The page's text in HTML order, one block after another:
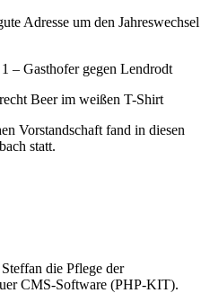
Adresse um den Jahreswechsel
– Gasthofer gegen Lendrodt
Beer im weißen T-Shirt
Vorstandschaft fand in diesen
statt.
die Pflege der
CMS-Software (PHP-KIT).